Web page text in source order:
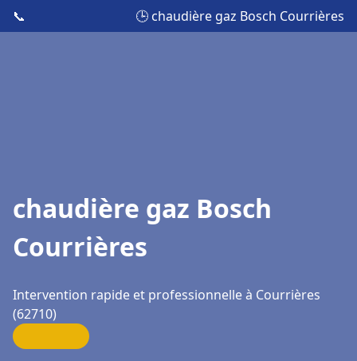
📞 🕒 chaudière gaz Bosch Courrières
chaudière gaz Bosch
Courrières
Intervention rapide et professionnelle à Courrières
(62710)